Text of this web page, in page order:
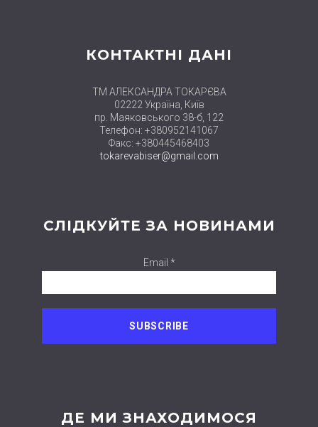
КОНТАКТНІ ДАНІ
ТМ АЛЕКСАНДРА ТОКАРЄВА
02222 Україна, Київ
пр. Маяковського 38-б, 122
Телефон: +380952141067
Факс: +380445468403
tokarevabiser@gmail.com
СЛІДКУЙТЕ ЗА НОВИНАМИ
Email *
ДЕ МИ ЗНАХОДИМОСЯ